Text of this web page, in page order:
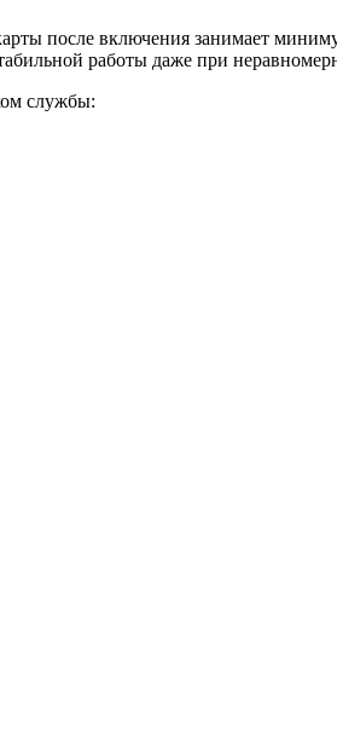
после включения занимает
работы даже при
службы: